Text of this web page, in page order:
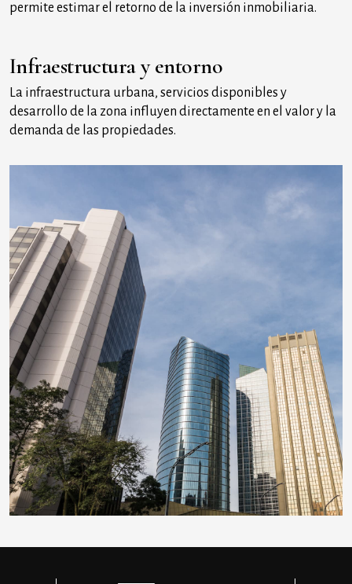
permite estimar el retorno de la inversión inmobiliaria.
Infraestructura y entorno
La infraestructura urbana, servicios disponibles y
desarrollo de la zona influyen directamente en el valor y la
demanda de las propiedades.